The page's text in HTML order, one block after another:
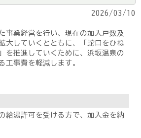
2026/03/10
事業経営を行い、現在の加入戸数及
大していくとともに、「蛇口をひね
を推進していくために、浜坂温泉の
工事費を軽減します。
給湯許可を受ける方で、加入金を納